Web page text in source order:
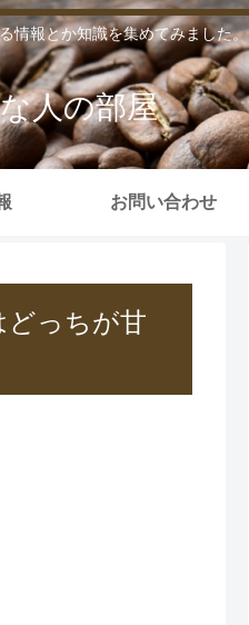
情報とか知識を集めてみました。
人の部屋
お問い合わせ
っちが甘